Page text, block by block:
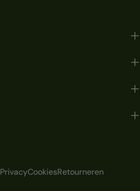
PrivacyCookiesRetourneren